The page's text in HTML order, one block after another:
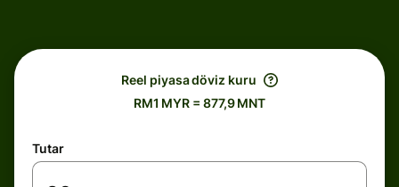
Reel piyasa döviz kuru
RM1 MYR = 877,9 MNT
Tutar